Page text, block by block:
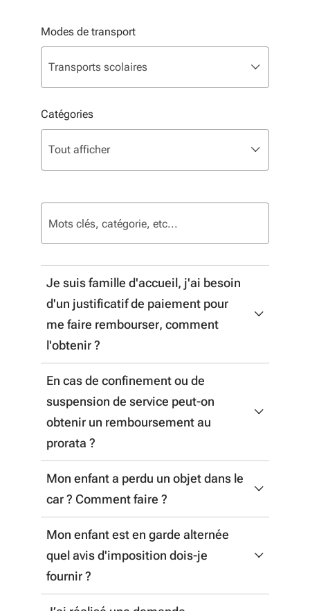
Modes de transport
Transports scolaires
Catégories
Tout afficher
Je suis famille d'accueil, j'ai besoin
d'un justificatif de paiement pour
me faire rembourser, comment
l'obtenir ?
La facture est disponible sous votre
compte transport. aussi nous vous
invitons à vous y connecter pour la
télécharger.
En cas de confinement ou de
suspension de service peut-on
obtenir un remboursement au
prorata ?
En cas de suspension de service et
conformément aux dispositions du
2,3), la Région Nouvelle-Aquitaine ne
prévoit pas de remboursement ou
d’indemnisation pour les périodes de non-
utilisation ou de suspension du transport
Mon enfant a perdu un objet dans le
car ? Comment faire ?
Nous vous invitons à formuler la perte de
l'objet au service compétent via le
formulaire de contact.
Mon enfant est en garde alternée
quel avis d'imposition dois-je
fournir ?